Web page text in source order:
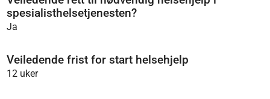
spesialisthelsetjenesten?
Ja
Veiledende frist for start helsehjelp
12 uker